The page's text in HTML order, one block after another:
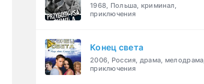
1968, Польша, криминал,
приключения
Конец света
2006, Россия, драма, мелодрама,
приключения